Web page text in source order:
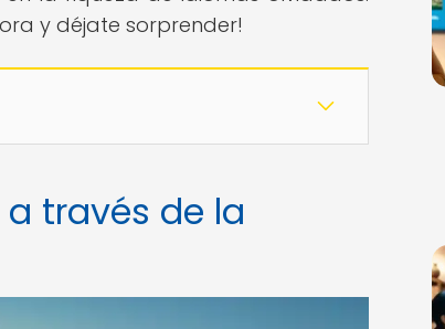
y déjate sorprender!
través de la